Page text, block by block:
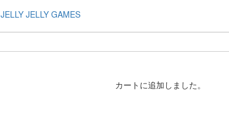
JELLY JELLY GAMES
カートに追加しました。